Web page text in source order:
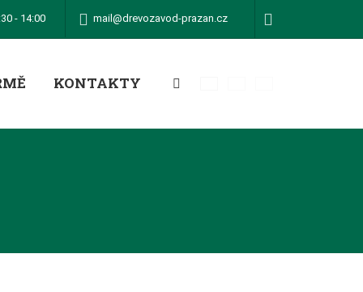
- 14:00 mail@drevozavod-prazan.cz
KONTAKTY